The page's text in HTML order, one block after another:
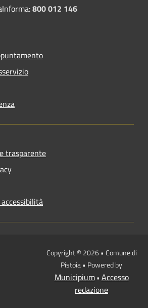
800 012 146
trasparente
Copyright © 2026 • Comune di
Pistoia • Powered by
Municipium• Accesso
redazione